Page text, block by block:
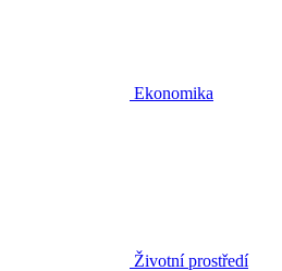
Ekonomika
Životní prostředí